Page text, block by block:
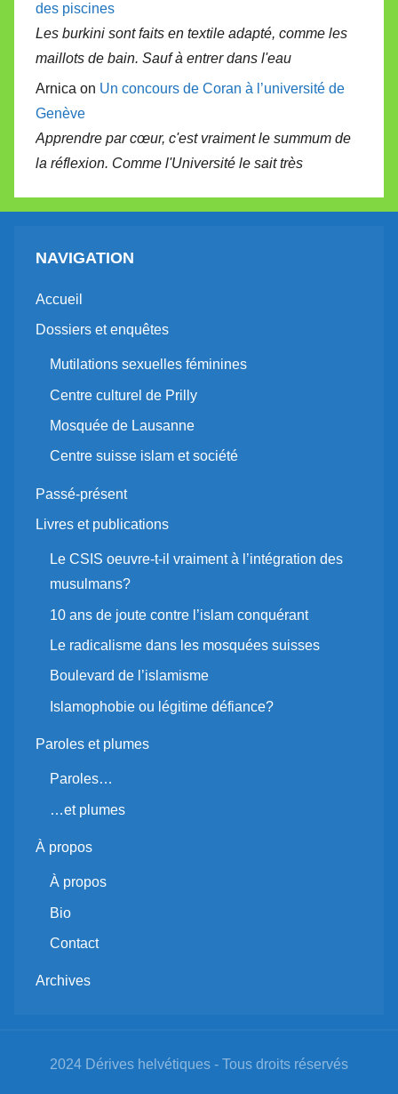
des piscines
Les burkini sont faits en textile adapté, comme les
maillots de bain. Sauf à entrer dans l'eau
Arnica on Un concours de Coran à l’université de
Genève
Apprendre par cœur, c'est vraiment le summum de
la réflexion. Comme l'Université le sait très
NAVIGATION
Accueil
Dossiers et enquêtes
Mutilations sexuelles féminines
Centre culturel de Prilly
Mosquée de Lausanne
Centre suisse islam et société
Passé-présent
Livres et publications
Le CSIS oeuvre-t-il vraiment à l’intégration des
musulmans?
10 ans de joute contre l’islam conquérant
Le radicalisme dans les mosquées suisses
Boulevard de l’islamisme
Islamophobie ou légitime défiance?
Paroles et plumes
Paroles…
…et plumes
À propos
À propos
Bio
Contact
Archives
2024 Dérives helvétiques - Tous droits réservés